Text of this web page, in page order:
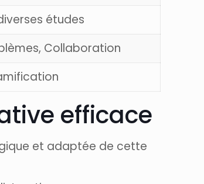
études
Collaboration
efficace
et adaptée de cette